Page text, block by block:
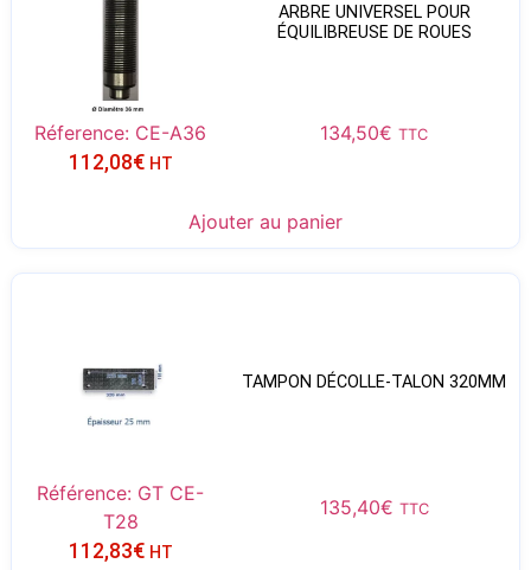
ARBRE UNIVERSEL POUR
ÉQUILIBREUSE DE ROUES
Réference: CE-A36 134,50€ TTC
112,08€ HT
Ajouter au panier
TAMPON DÉCOLLE-TALON 320MM
Référence: GT CE-
T28
135,40€ TTC
112,83€ HT